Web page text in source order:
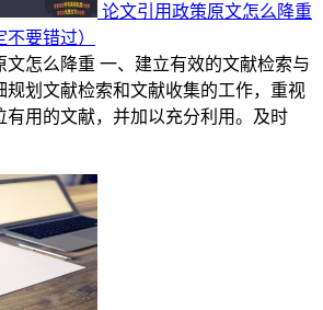
论文引用政策原文怎么降重
不要错过）
文怎么降重 一、建立有效的文献检索与
规划文献检索和文献收集的工作，重视
有用的文献，并加以充分利用。及时